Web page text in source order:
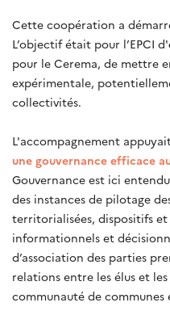
Cette coopération a
L’objectif était pour l’EPCI d'
pour le Cerema, de mettre
expérimentale,
collectivités.
L'accompagnement
une gouvernance efficace
Gouvernance est ici
des instances de pilotage
territorialisées, dispositifs
informationnels et
d’association des parties
relations entre les élus et
communauté de